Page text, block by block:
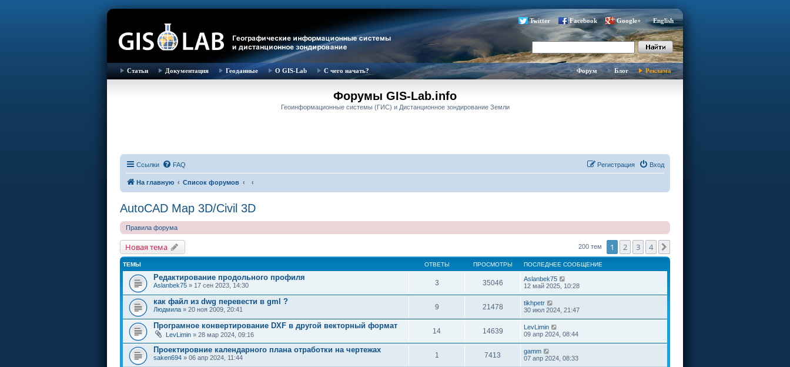
Twitter Facebook Google+ English
Статьи Документация Геоданные О GIS-Lab С чего начать? Форум Блог Реклама
Форумы GIS-Lab.info
Геоинформационные системы (ГИС) и Дистанционное зондирование Земли
Ссылки FAQ Вход
Регистрация
На главную Список форумов
AutoCAD Map 3D/Civil 3D
Правила форума
Новая тема 200 тем 1 2 3 4
ТЕМЫ ОТВЕТЫ ПРОСМОТРЫ ПОСЛЕДНЕЕ СООБЩЕНИЕ
Редактирование продольного профиля
Aslanbek75 » 17 сен 2023, 14:30 3 35046
Aslanbek75
12 май 2025, 10:28
как файл из dwg перевести в gml ?
Людмила » 20 ноя 2009, 20:41 9 21478
tikhpetr
30 июл 2024, 21:47
Програмное конвертирование DXF в другой векторный формат
LevLimin » 28 мар 2024, 09:16 14 14639
LevLimin
09 апр 2024, 08:44
Проектировние календарного плана отработки на чертежах
saken694 » 06 апр 2024, 11:44 1 7413
gamm
07 апр 2024, 08:33